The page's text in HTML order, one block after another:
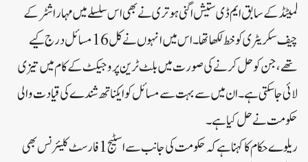
لمیٹڈ کے سابق ایم ڈی ستیش اگنی ہوتری نے بھی اس سلسلے میں مہاراشٹر کے
چیف سکریٹری کو خط لکھا تھا۔اس میں انہوں نے کل 16 مسائل درج کیے
تھے، جن کو حل کرنے کی صورت میں بلٹ ٹرین پروجیکٹ کے کام میں تیزی
لائی جا سکتی ہے۔ان میں سے بہت سے مسائل کو ایکناتھ شندے کی قیادت والی
حکومت نے حل کیا ہے۔
ریلوے حکام کا کہنا ہے کہ حکومت کی جانب سے اسٹیج 1 فارسٹ کلیئرنس بھی